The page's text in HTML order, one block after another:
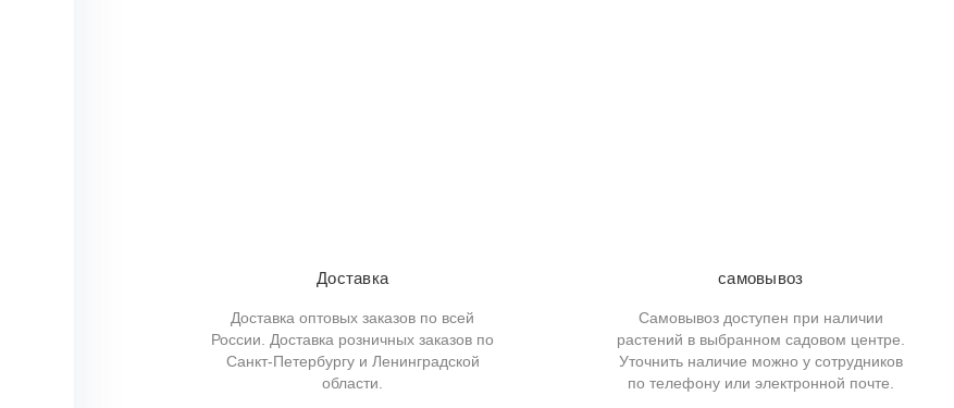
Доставка
Доставка оптовых заказов по всей
России. Доставка розничных заказов по
Санкт-Петербургу и Ленинградской
области.
самовывоз
Самовывоз доступен при наличии
растений в выбранном садовом центре.
Уточнить наличие можно у сотрудников
по телефону или электронной почте.